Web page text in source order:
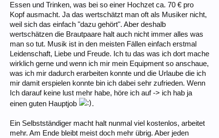
Essen und Trinken, was bei so einer Hochzet ca. 70 € pro
Kopf ausmacht. Ja das wertschätzt man oft als Musiker nicht,
weil sich das einfach "dazu gehört". Aber deshalb
wertschätzen die Brautpaare halt auch nicht immer alles was
man so tut. Musik ist in den meisten Fällen einfach erstmal
Leidenschaft, Liebe und Freude. Ich tu das was ich dort mache
wirklich gerne und wenn ich mir mein Equipment so anschaue,
was ich mir dadurch erarbeiten konnte und die Urlaube die ich
mir damit erspielen konnte bin ich dabei sehr zufrieden. Wenn
Ich darauf keine lust mehr habe, höre ich auf -> ich hab ja
einen guten Hauptjob
.
Ein Selbstständiger macht halt nunmal viel kostenlos, arbeitet
mehr. Am Ende bleibt meist doch mehr übrig. Aber jeden